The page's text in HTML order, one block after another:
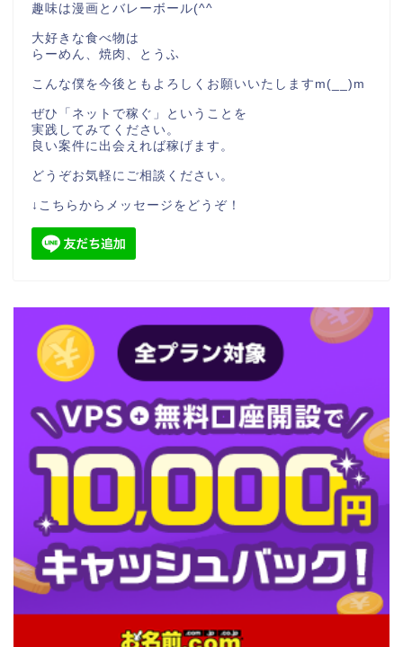
趣味は漫画とバレーボール(^^
大好きな食べ物は
らーめん、焼肉、とうふ
こんな僕を今後ともよろしくお願いいたしますm(__)m
ぜひ「ネットで稼ぐ」ということを
実践してみてください。
良い案件に出会えれば稼げます。
どうぞお気軽にご相談ください。
↓こちらからメッセージをどうぞ！